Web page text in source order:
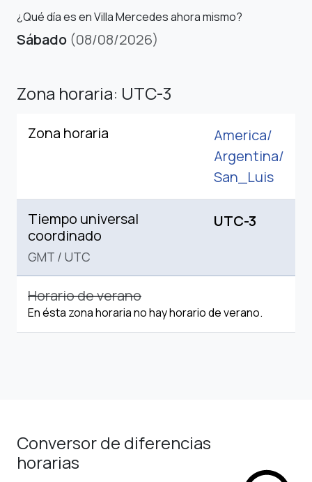
¿Qué día es en Villa Mercedes ahora mismo?
Sábado (08/08/2026)
Zona horaria: UTC-3
Zona horaria
America/
Argentina/
San_Luis
Tiempo universal
coordinado
GMT / UTC
UTC-3
Horario de verano
En ésta zona horaria no hay horario de verano.
Conversor de diferencias
horarias